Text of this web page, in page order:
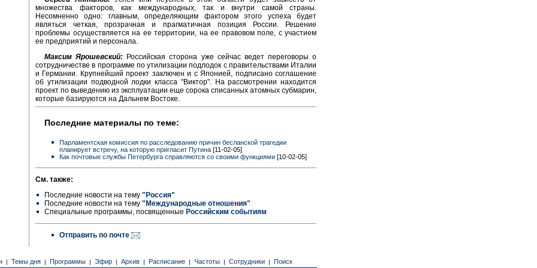
множества факторов, как международных, так и внутри самой страны.
Несомненно одно: главным, определяющим фактором этого успеха будет
являться четкая, прозрачная и прагматичная позиция России. Решение
проблемы осуществляется на ее территории, на ее правовом поле, с участием
ее предприятий и персонала.
Максим Ярошевский: Российская сторона уже сейчас ведет переговоры о
сотрудничестве в программе по утилизации подлодок с правительствами Италии
и Германии. Крупнейший проект заключен и с Японией, подписано соглашение
об утилизации подводной лодки класса "Виктор". На рассмотрении находится
проект по выведению из эксплуатации еще сорока списанных атомных субмарин,
которые базируются на Дальнем Востоке.
Последние материалы по теме:
Парламентская комиссия по расследованию причин бесланской трагедии
планирует встречу, на которую пригласит Путина [11-02-05]
Как почтовые службы Петербурга справляются со своими функциями [10-02-05]
См. также:
Последние новости на тему "Россия"
Последние новости на тему "Международные отношения"
Специальные программы, посвященные Российским событиям
Отправить по почте
| Темы дня | Программы | Эфир | Архив | Расписание | Частоты | Сотрудники | Поиск